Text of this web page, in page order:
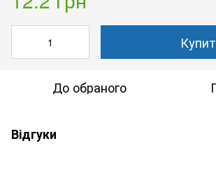
До обраного
Відгуки